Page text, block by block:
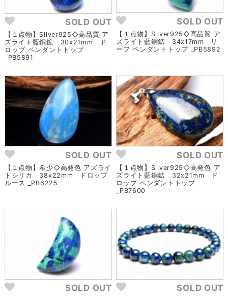
SOLD OUT
【１点物】Silver925◇高品質 ア
ズライト藍銅鉱 30x21mm ド
ロップ ペンダントトップ
_PB5891
SOLD OUT
【１点物】Silver925◇高品質 ア
ズライト藍銅鉱 34x17mm リ
ーフ ペンダントトップ _PB5892
SOLD OUT
【１点物】希少◇高発色 アズライ
トシリカ 38x22mm ドロップ
ルース _PB6225
SOLD OUT
【１点物】Silver925◇高発色 ア
ズライト藍銅鉱 32x21mm ド
ロップ ペンダントトップ
_PB7600
SOLD OUT SOLD OUT